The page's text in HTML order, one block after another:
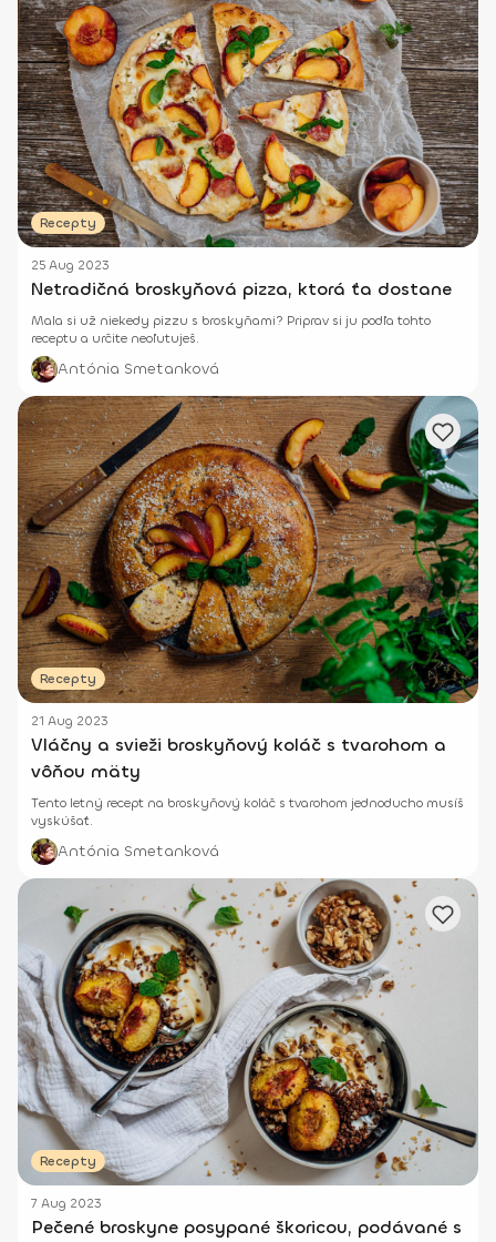
Recepty
25 Aug 2023
Netradičná broskyňová pizza, ktorá ťa dostane
Mala si už niekedy pizzu s broskyňami? Priprav si ju podľa tohto
receptu a určite neoľutuješ.
Antónia Smetanková
Recepty
21 Aug 2023
Vláčny a svieži broskyňový koláč s tvarohom a
vôňou mäty
Tento letný recept na broskyňový koláč s tvarohom jednoducho musíš
vyskúšať.
Antónia Smetanková
Recepty
7 Aug 2023
Pečené broskyne posypané škoricou, podávané s